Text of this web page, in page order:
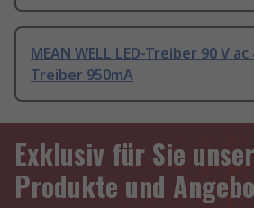
MEAN WELL LED-Treiber 90 V ac
Treiber 950mA
Exklusiv für Sie
Produkte und